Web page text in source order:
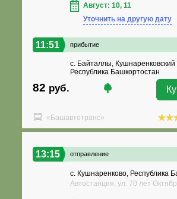
Август: 10, 11
Уточнить на другую дату
11:51 прибытие
с. Байталлы, Кушнаренковский
Республика Башкортостан
82 руб.
«Башавтотранс»
13:15 отправление
с. Кушнаренково, Республика
Автостанция, ул. 70 лет